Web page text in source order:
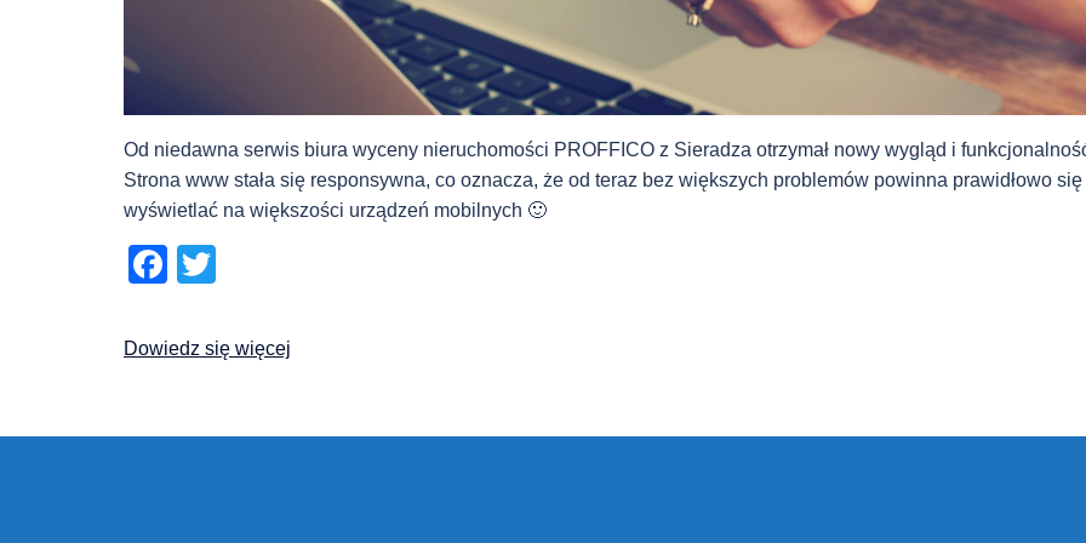
Od niedawna serwis biura wyceny nieruchomości PROFFICO z Sieradza otrzymał nowy wygląd i
Strona www stała się responsywna, co oznacza, że od teraz bez większych problemów powinna prawidłowo się
wyświetlać na większości urządzeń mobilnych 🙂
Facebook
Dowiedz się więcej